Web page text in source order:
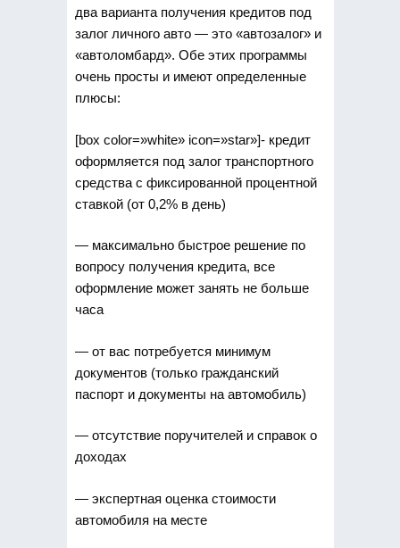
два варианта получения кредитов под
залог личного авто — это «автозалог» и
«автоломбард». Обе этих программы
очень просты и имеют определенные
плюсы:
[box color=»white» icon=»star»]- кредит
оформляется под залог транспортного
средства с фиксированной процентной
ставкой (от 0,2% в день)
— максимально быстрое решение по
вопросу получения кредита, все
оформление может занять не больше
часа
— от вас потребуется минимум
документов (только гражданский
паспорт и документы на автомобиль)
— отсутствие поручителей и справок о
доходах
— экспертная оценка стоимости
автомобиля на месте